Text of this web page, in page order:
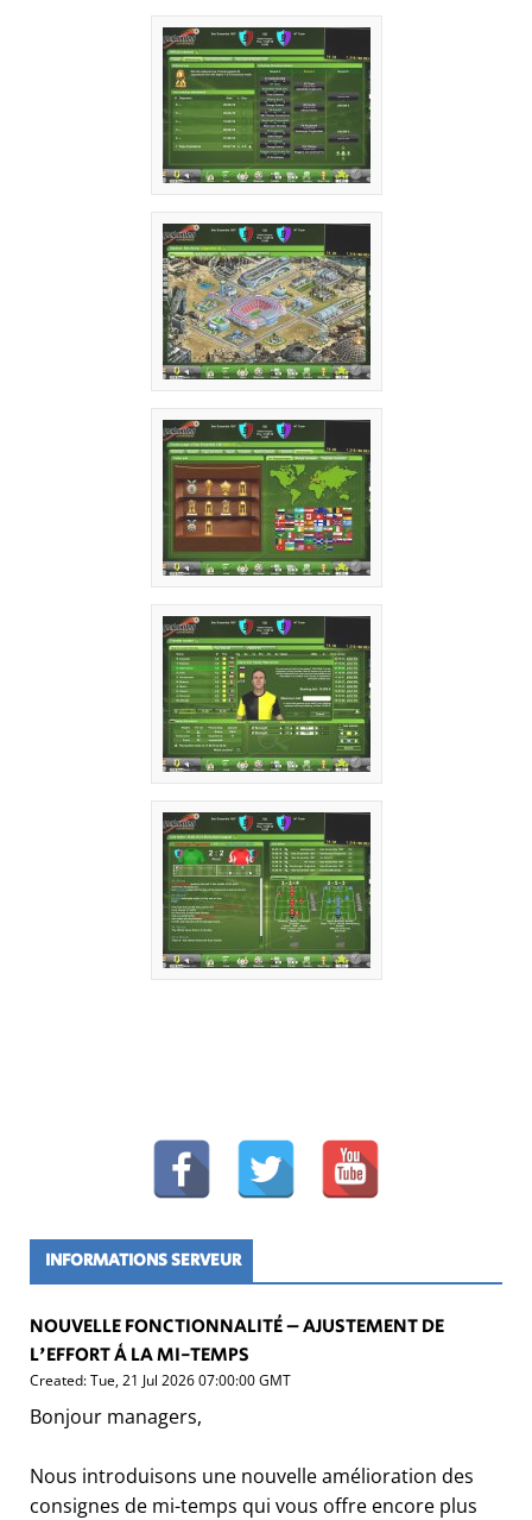
INFORMATIONS SERVEUR
NOUVELLE FONCTIONNALITÉ – AJUSTEMENT DE
L'EFFORT À LA MI-TEMPS
Created: Tue, 21 Jul 2026 07:00:00 GMT
Bonjour managers,
Nous introduisons une nouvelle amélioration des
consignes de mi-temps qui vous offre encore plus